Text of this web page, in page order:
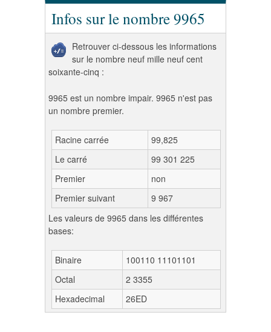
Infos sur le nombre 9965
Retrouver ci-dessous les informations
sur le nombre neuf mille neuf cent
soixante-cinq :
9965 est un nombre impair. 9965 n'est pas
un nombre premier.
Racine carrée
99,825
Le carré
99 301 225
Premier
non
Premier suivant
9 967
Les valeurs de 9965 dans les différentes
bases:
Binaire
100110 11101101
Octal
2 3355
Hexadecimal
26ED